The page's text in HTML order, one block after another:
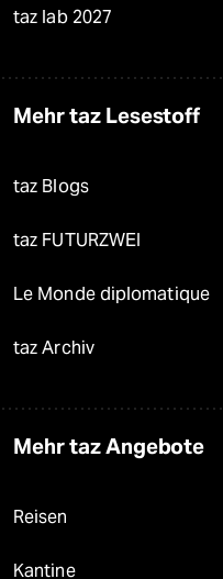
taz lab 2027
Mehr taz Lesestoff
taz Blogs
taz FUTURZWEI
Le Monde diplomatique
taz Archiv
Mehr taz Angebote
Reisen
Kantine